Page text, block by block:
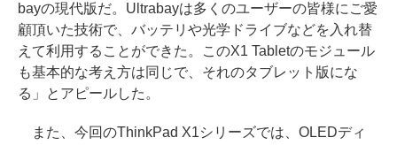
bayの現代版だ。Ultrabayは多くのユーザーの皆様にご愛
顧頂いた技術で、バッテリや光学ドライブなどを入れ替
えて利用することができた。このX1 Tabletのモジュール
も基本的な考え方は同じで、それのタブレット版にな
る」とアピールした。
また、今回のThinkPad X1シリーズでは、OLEDディ